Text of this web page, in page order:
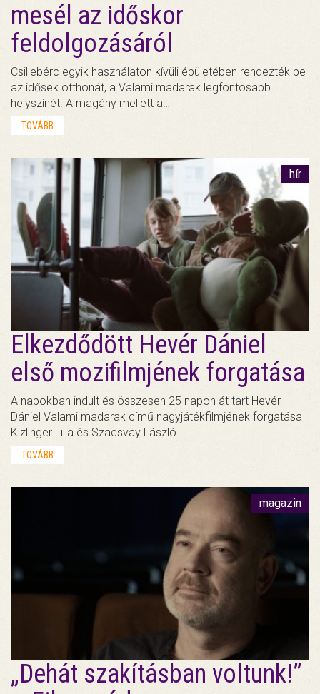
mesél az időskor
feldolgozásáról
Csillebérc egyik használaton kívüli épületében rendezték be
az idősek otthonát, a Valami madarak legfontosabb
helyszínét. A magány mellett a…
TOVÁBB
hír
Elkezdődött Hevér Dániel
első mozifilmjének forgatása
A napokban indult és összesen 25 napon át tart Hevér
Dániel Valami madarak című nagyjátékfilmjének forgatása
Kizlinger Lilla és Szacsvay László…
TOVÁBB
magazin
„Dehát szakításban voltunk!”